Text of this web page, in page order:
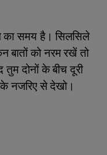
का समय है। सिलसिले
बातों को नरम रखें तो
दोनों के बीच दूरी
के नजरिए से देखो।